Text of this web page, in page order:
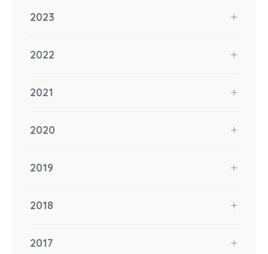
2023
2022
2021
2020
2019
2018
2017